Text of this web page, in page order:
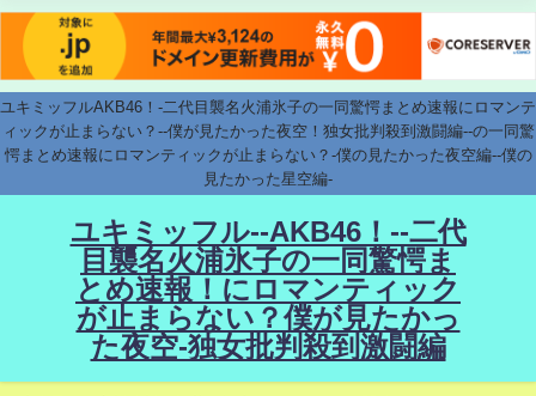
ユキミッフルAKB46！-二代目襲名火浦氷子の一同驚愕まとめ速報にロマンテ
ィックが止まらない？--僕が見たかった夜空！独女批判殺到激闘編--の一同驚
愕まとめ速報にロマンティックが止まらない？-僕の見たかった夜空編--僕の
見たかった星空編-
ユキミッフル--AKB46！--二代
目襲名火浦氷子の一同驚愕ま
とめ速報！にロマンティック
が止まらない？僕が見たかっ
た夜空-独女批判殺到激闘編